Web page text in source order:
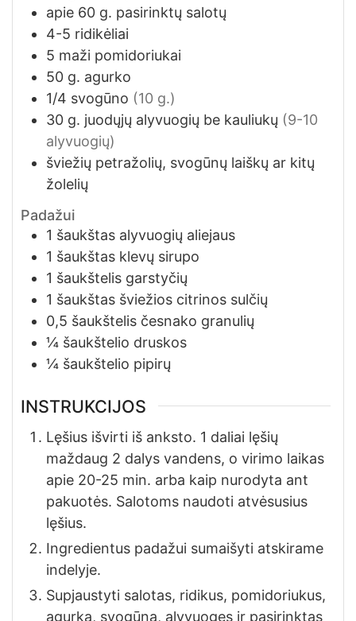
apie 60 g. pasirinktų salotų
4-5 ridikėliai
5 maži pomidoriukai
50 g. agurko
1/4 svogūno (10 g.)
30 g. juodųjų alyvuogių be kauliukų (9-10
alyvuogių)
šviežių petražolių, svogūnų laiškų ar kitų
žolelių
Padažui
1 šaukštas alyvuogių aliejaus
1 šaukštas klevų sirupo
1 šaukštelis garstyčių
1 šaukštas šviežios citrinos sulčių
0,5 šaukštelis česnako granulių
¼ šaukštelio druskos
¼ šaukštelio pipirų
INSTRUKCIJOS
Lęšius išvirti iš anksto. 1 daliai lęšių
maždaug 2 dalys vandens, o virimo laikas
apie 20-25 min. arba kaip nurodyta ant
pakuotės. Salotoms naudoti atvėsusius
lęšius.
Ingredientus padažui sumaišyti atskirame
indelyje.
Supjaustyti salotas, ridikus, pomidoriukus,
agurką, svogūną, alyvuoges ir pasirinktas